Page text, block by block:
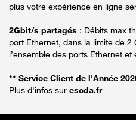
plus votre expérience en ligne
2Gbit/s partagés : Débits max
port Ethernet, dans la limite de
l’ensemble des ports Ethernet et
** Service Client de l'Année
Plus d'infos sur escda.fr